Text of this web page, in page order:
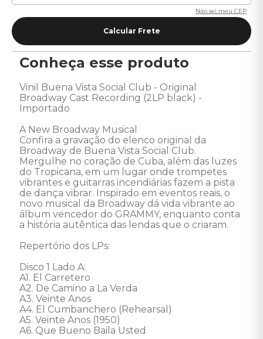
Não sei meu CEP
Conheça esse produto
Vinil Buena Vista Social Club - Original
Broadway Cast Recording (2LP black) -
Importado
A New Broadway Musical
Confira a gravação do elenco original da
Broadway de Buena Vista Social Club.
Mergulhe no coração de Cuba, além das luzes
do Tropicana, em um lugar onde trompetes
vibrantes e guitarras incendiárias fazem a pista
de dança vibrar. Inspirado em eventos reais, o
novo musical da Broadway dá vida vibrante ao
álbum vencedor do GRAMMY, enquanto conta
a história autêntica das lendas que o criaram.
Repertório dos LPs:
Disco 1 Lado A:
A1. El Carretero
A2. De Camino a La Verda
A3. Veinte Anos
A4. El Cumbanchero (Rehearsal)
A5. Veinte Anos (1950)
A6. Que Bueno Baila Usted